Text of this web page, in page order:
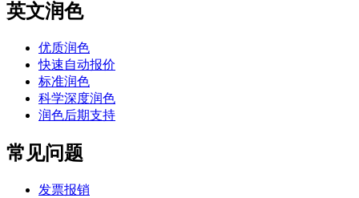
英文润色
优质润色
快速自动报价
标准润色
科学深度润色
润色后期支持
常见问题
发票报销